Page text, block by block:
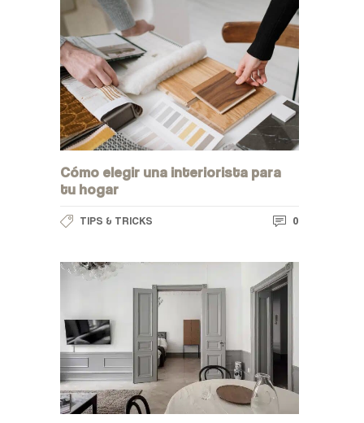
Cómo elegir una interiorista para
tu hogar
TIPS & TRICKS 0